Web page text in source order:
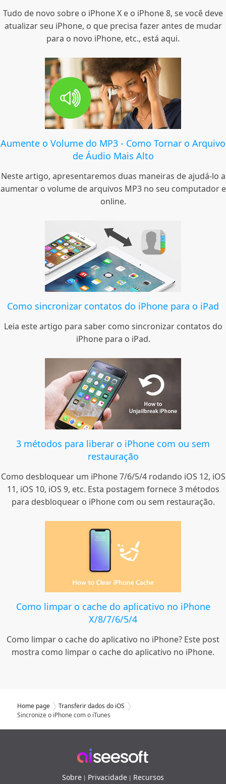
Tudo de novo sobre o iPhone X e o iPhone 8, se você deve
atualizar seu iPhone, o que precisa fazer antes de mudar
para o novo iPhone, etc., está aqui.
Aumente o Volume do MP3 - Como Tornar o Arquivo
de Áudio Mais Alto
Neste artigo, apresentaremos duas maneiras de ajudá-lo a
aumentar o volume de arquivos MP3 no seu computador e
online.
Como sincronizar contatos do iPhone para o iPad
Leia este artigo para saber como sincronizar contatos do
iPhone para o iPad.
3 métodos para liberar o iPhone com ou sem
restauração
Como desbloquear um iPhone 7/6/5/4 rodando iOS 12, iOS
11, iOS 10, iOS 9, etc. Esta postagem fornece 3 métodos
para desbloquear o iPhone com ou sem restauração.
Como limpar o cache do aplicativo no iPhone
X/8/7/6/5/4
Como limpar o cache do aplicativo no iPhone? Este post
mostra como limpar o cache do aplicativo no iPhone.
Home page
Transferir dados do iOS
Sincronize o iPhone com o iTunes
Sobre | Privacidade | Recursos